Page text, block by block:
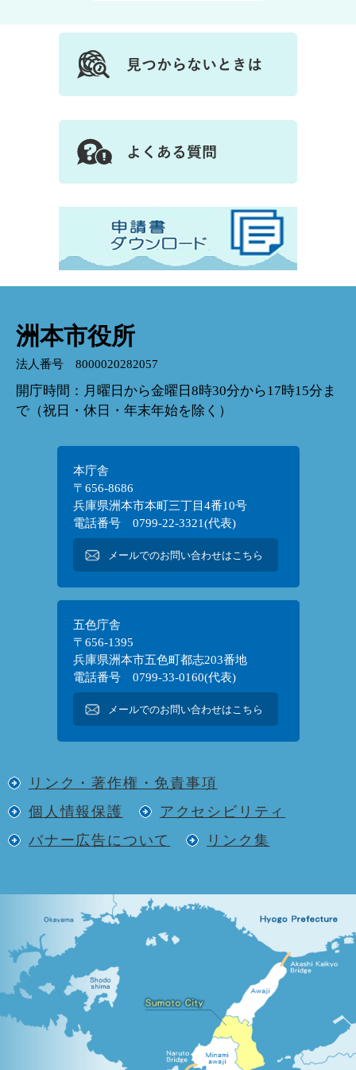
洲本市役所
法人番号 8000020282057
開庁時間：月曜日から金曜日8時30分から17時15分ま
で（祝日・休日・年末年始を除く）
本庁舎
〒656-8686
兵庫県洲本市本町三丁目4番10号
電話番号 0799-22-3321(代表)
メールでのお問い合わせはこちら
五色庁舎
〒656-1395
兵庫県洲本市五色町都志203番地
電話番号 0799-33-0160(代表)
メールでのお問い合わせはこちら
リンク・著作権・免責事項
個人情報保護
アクセシビリティ
バナー広告について
リンク集